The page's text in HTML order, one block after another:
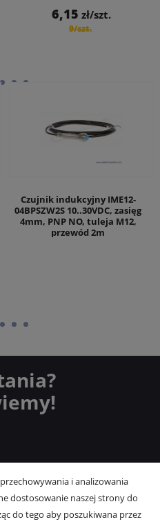
6,15 zł/szt.
podstawowa
9/szt.
Czujnik indukcyjny IME12-
04BPSZW2S 10..30VDC, zasięg
4mm, PNP NO, tuleja M12,
przewód 2m
i analizowania
dostosowanie naszej strony do
do tego aby poszukiwana przez